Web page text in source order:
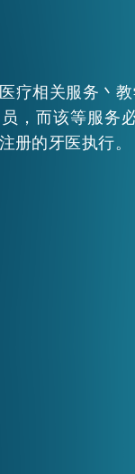
疗相关服务丶
，而该等服务
册的牙医执行。